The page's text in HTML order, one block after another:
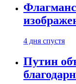
4 дня спустя
Путин